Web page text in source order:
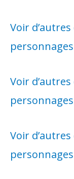
Voir
personnages
Voir
personnages
Voir
personnages